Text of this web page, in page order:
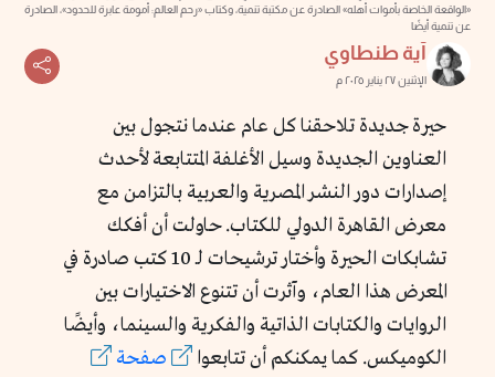
«الواقعة الخاصة بأموات أهله» الصادرة عن مكتبة تنمية، وكتاب «رحم العالم: أمومة عابرة للحدود»، الصادرة
عن تنمية أيضًا
آية طنطاوي
الإثنين ٢٧ يناير ٢٠٢٥ م
حيرة جديدة تلاحقنا كل عام عندما نتجول بين
العناوين الجديدة وسيل الأغلفة المتتابعة لأحدث
إصدارات دور النشر المصرية والعربية بالتزامن مع
معرض القاهرة الدولي للكتاب. حاولت أن أفكك
تشابكات الحيرة وأختار ترشيحات لـ 10 كتب صادرة في
المعرض هذا العام، وآثرت أن تتنوع الاختيارات بين
الروايات والكتابات الذاتية والفكرية والسينما، وأيضًا
الكوميكس. كما يمكنكم أن تتابعوا
صفحة